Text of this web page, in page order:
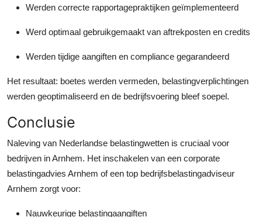
Werden correcte rapportagepraktijken geïmplementeerd
Werd optimaal gebruikgemaakt van aftrekposten en credits
Werden tijdige aangiften en compliance gegarandeerd
Het resultaat: boetes werden vermeden, belastingverplichtingen
werden geoptimaliseerd en de bedrijfsvoering bleef soepel.
Conclusie
Naleving van Nederlandse belastingwetten is cruciaal voor
bedrijven in Arnhem. Het inschakelen van een corporate
belastingadvies Arnhem of een top bedrijfsbelastingadviseur
Arnhem zorgt voor:
Nauwkeurige belastingaangiften